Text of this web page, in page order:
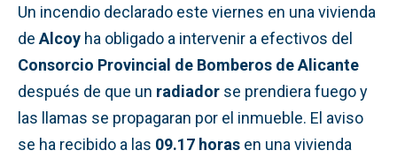
Un incendio declarado este viernes en una vivienda
de Alcoy ha obligado a intervenir a efectivos del
Consorcio Provincial de Bomberos de Alicante
después de que un radiador se prendiera fuego y
las llamas se propagaran por el inmueble. El aviso
se ha recibido a las 09.17 horas en una vivienda